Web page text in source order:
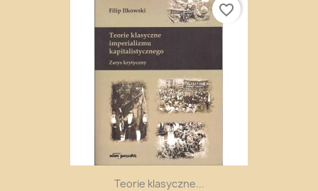
Teorie klasyczne...
favorite_border